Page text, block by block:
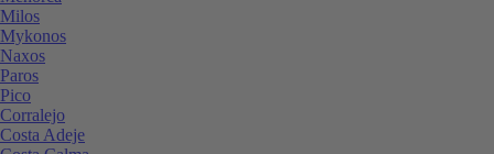
Milos
Mykonos
Naxos
Paros
Pico
Corralejo
Costa Adeje